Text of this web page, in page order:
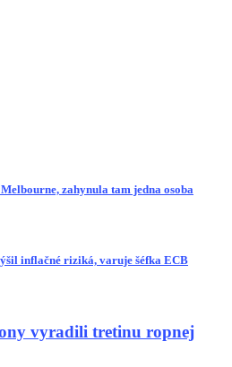
zahynula tam jedna osoba
inflačné riziká, varuje šéfka ECB
vyradili tretinu ropnej